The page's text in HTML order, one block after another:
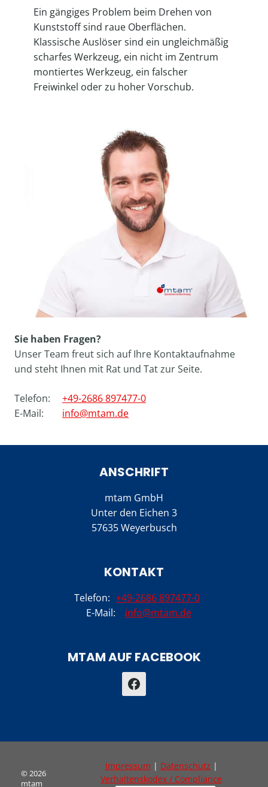
Ein gängiges Problem beim Drehen von
Kunststoff sind raue Oberflächen.
Klassische Auslöser sind ein ungleichmäßig
scharfes Werkzeug, ein nicht im Zentrum
montiertes Werkzeug, ein falscher
Freiwinkel oder zu hoher Vorschub.
Sie haben Fragen?
Unser Team freut sich auf Ihre Kontakt­­aufnahme
und steht Ihnen mit Rat und Tat zur Seite.
Telefon:
+49-2686 897477-0
E-Mail:
info@mtam.de
ANSCHRIFT
mtam GmbH
Unter den Eichen 3
57635 Weyerbusch
KONTAKT
Telefon: +49-2686 897477-0
E-Mail:
info@mtam.de
MTAM AUF FACEBOOK
© 2026
mtam
Impressum | Datenschutz |
Verhaltenskodex / Compliance